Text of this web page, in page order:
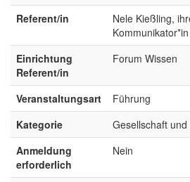
Referent/in
Nele Kießling,
Einrichtung
Referent/in
Forum Wissen
Veranstaltungsart
Führung
Kategorie
Gesellschaft
Anmeldung
erforderlich
Nein